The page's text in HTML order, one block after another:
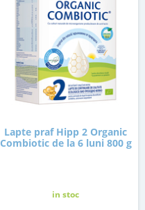
Lapte praf Hipp 2 Organic
Combiotic de la 6 luni 800 g
in stoc